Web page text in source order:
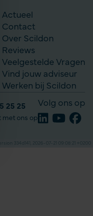
Actueel
Contact
Over Scildon
Reviews
Veelgestelde Vragen
Vind jouw adviseur
Werken bij Scildon
25 25
met ons op
Volg ons op
334d141, 2026-07-21 09:08:21 +0200